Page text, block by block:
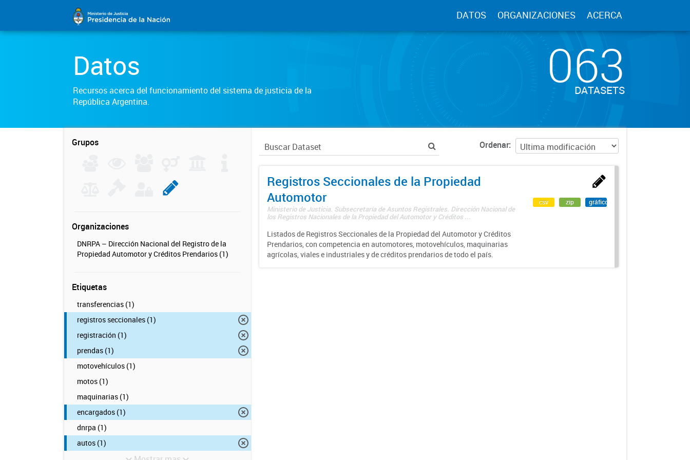
DATOS ORGANIZACIONES ACERCA
Datos
Recursos acerca del funcionamiento del sistema de justicia de la
República Argentina.
063
DATASETS
Grupos
Organizaciones
DNRPA – Dirección Nacional del Registro de la
Propiedad Automotor y Créditos Prendarios (1)
Etiquetas
transferencias (1)
registros seccionales (1)
registración (1)
prendas (1)
motovehículos (1)
motos (1)
maquinarias (1)
encargados (1)
dnrpa (1)
autos (1)
Ordenar
Registros Seccionales de la Propiedad
Automotor
Ministerio de Justicia. Subsecretaría de Asuntos Registrales. Dirección Nacional de
los Registros Nacionales de la Propiedad del Automotor y Créditos ...
Listados de Registros Seccionales de la Propiedad del Automotor y Créditos
Prendarios, con competencia en automotores, motovehículos, maquinarias
agrícolas, viales e industriales y de créditos prendarios de todo el país.
csv zip gráfico